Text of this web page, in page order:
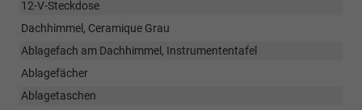
12-V-Steckdose
Dachhimmel, Ceramique Grau
Ablagefach am Dachhimmel, Instrumententafel
Ablagefächer
Ablagetaschen